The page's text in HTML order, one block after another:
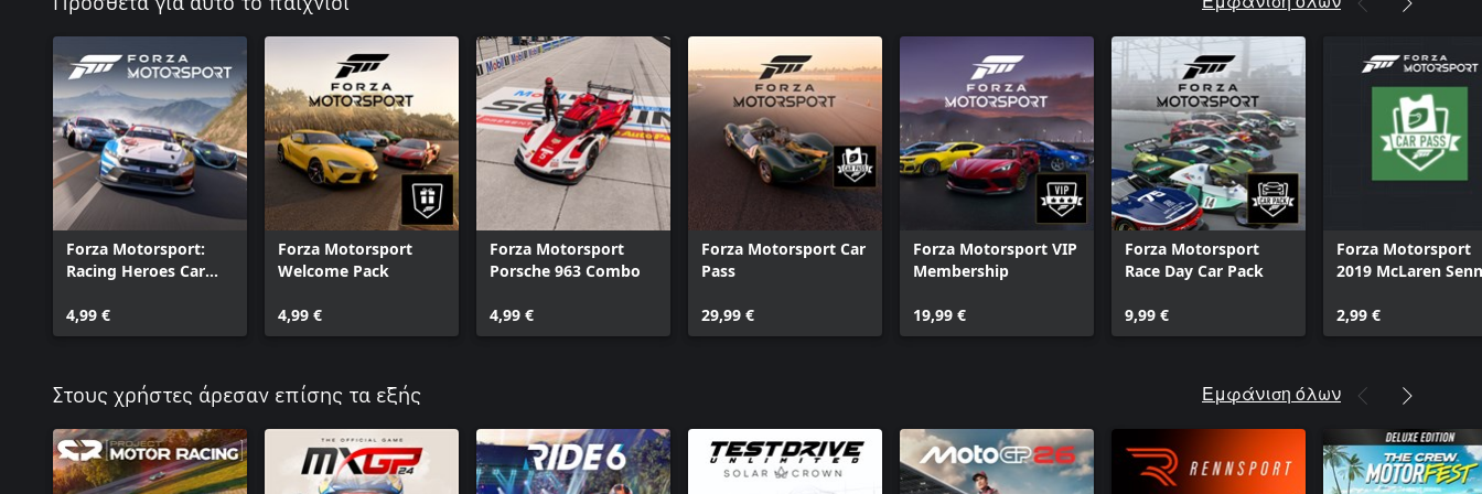
Forza Motorsport:
Racing Heroes Car
4,99 €
Forza Motorsport
Welcome Pack
4,99 €
Forza Motorsport
Porsche 963 Combo
4,99 €
Forza Motorsport Car
Pass
29,99 €
Forza Motorsport VIP
Membership
19,99 €
Forza Motorsport
Race Day Car Pack
9,99 €
Forza Motorsport
2019 McLaren
2,99 €
Στους χρήστες άρεσαν επίσης τα εξής Εμφάνιση όλων